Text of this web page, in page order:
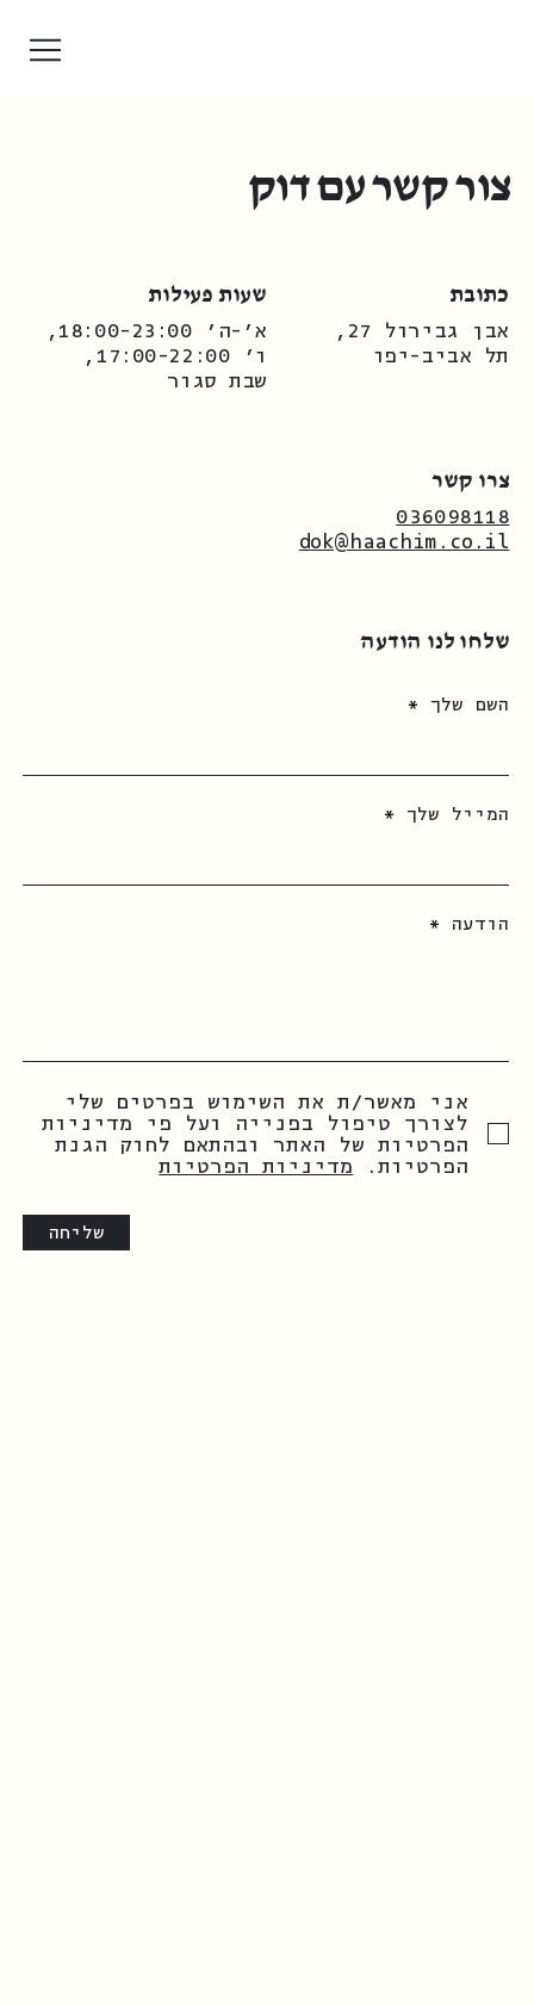
צור קשר עם דוק
כתובת
אבן גבירול 27,
תל אביב-יפו
שעות פעילות
א׳-ה׳ 18:00-23:00,
ו׳ 17:00-22:00,
שבת סגור
צרו קשר
036098118
dok@haachim.co.il
שלחו לנו הודעה
השם שלך
המייל שלך
הודעה
שליחה
אני מאשר/ת את השימוש בפרטים שלי
לצורך טיפול בפנייה ועל פי מדיניות
הפרטיות של האתר ובהתאם לחוק הגנת
הפרטיות. מדיניות הפרטיות